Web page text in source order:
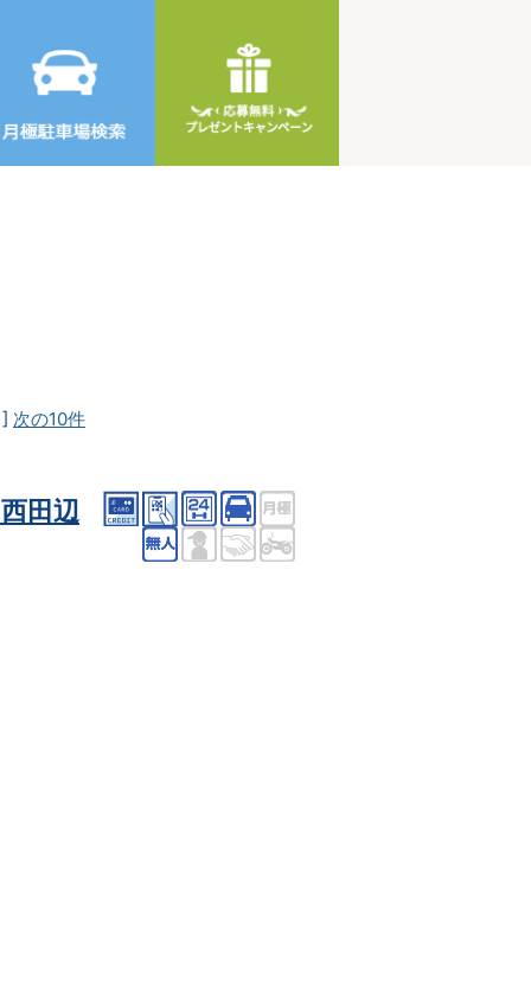
次の10件
田辺